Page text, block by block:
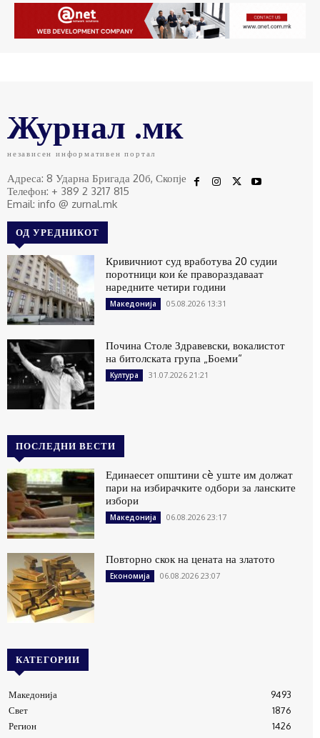
Журнал .мк
независен информативен портал
Адреса: 8 Ударна Бригада 20б, Скопје
Телефон: + 389 2 3217 815
Email: info @ zurnal.mk
ОД УРЕДНИКОТ
Кривичниот суд вработува 20 судии
поротници кои ќе правораздаваат
наредните четири години
Македонија 05.08.2026 13:31
Почина Столе Здравевски, вокалистот
на битолската група „Боеми“
Култура 31.07.2026 21:21
ПОСЛЕДНИ ВЕСТИ
Единаесет општини сè уште им должат
пари на избирачките одбори за ланските
избори
Македонија 06.08.2026 23:17
Повторно скок на цената на златото
Економија 06.08.2026 23:07
КАТЕГОРИИ
Македонија
9493
Свет
1876
Регион
1426